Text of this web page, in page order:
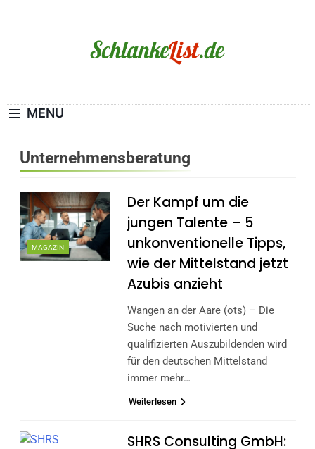
MENU
Unternehmensberatung
MAGAZIN
Der Kampf um die
jungen Talente – 5
unkonventionelle Tipps,
wie der Mittelstand jetzt
Azubis anzieht
Wangen an der Aare (ots) – Die
Suche nach motivierten und
qualifizierten Auszubildenden wird
für den deutschen Mittelstand
immer mehr…
Weiterlesen
SHRS Consulting GmbH: